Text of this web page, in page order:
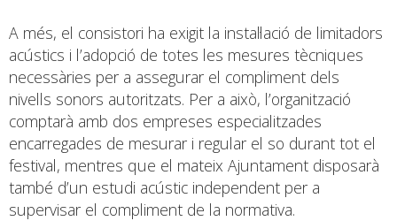
A més, el consistori ha exigit la instal·lació de limitadors
acústics i l’adopció de totes les mesures tècniques
necessàries per a assegurar el compliment dels
nivells sonors autoritzats. Per a això, l’organització
comptarà amb dos empreses especialitzades
encarregades de mesurar i regular el so durant tot el
festival, mentres que el mateix Ajuntament disposarà
també d’un estudi acústic independent per a
supervisar el compliment de la normativa.